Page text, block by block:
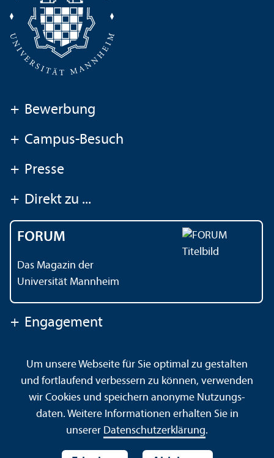
+ Bewerbung
+ Campus-Besuch
+ Presse
+ Direkt zu ...
FORUM
Das Magazin der
Universität Mannheim
+ Engagement
Kontakt Impressum Datenschutz
Barrierefreiheit
Gebärdensprache
Leichte Sprache
Sitemap
Hausordnung
Sicherheit und Notfälle
Um unsere Webseite für Sie optimal zu gestalten
und fortlaufend verbessern zu können, verwenden
wir Cookies und speichern anonyme Nutzungs­
daten. Weitere Informationen erhalten Sie in
unserer Datenschutz­erklärung.